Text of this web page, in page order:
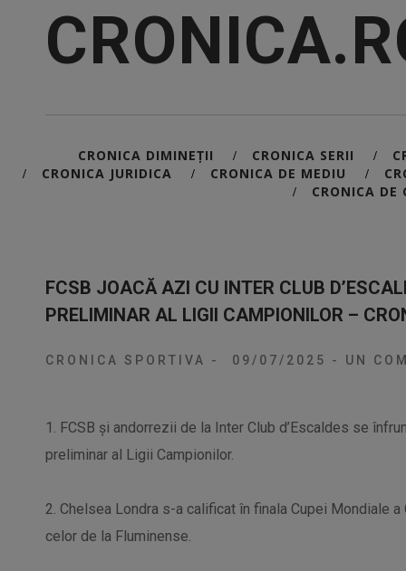
CRONICA DIMINEȚII / CRONICA SERII /
/ CRONICA JURIDICA / CRONICA DE MEDIU /
/ CRONICA DE
FCSB JOACĂ AZI CU INTER CLUB
PRELIMINAR AL LIGII CAMPIONILOR –
CRONICA SPORTIVA - 09/07/2025 - UN
1. FCSB și andorrezii de la Inter Club d’Escaldes se
preliminar al Ligii Campionilor.
2. Chelsea Londra s-a calificat în finala Cupei Mondiale
celor de la Fluminense.